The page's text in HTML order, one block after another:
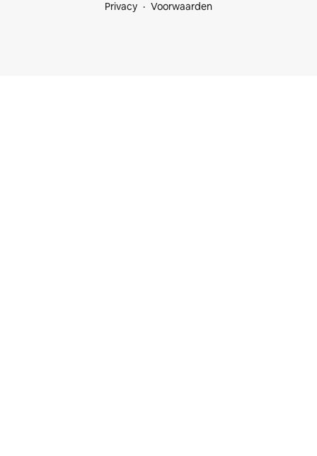
Privacy
Voorwaarden